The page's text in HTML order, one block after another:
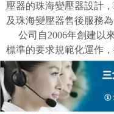
壓器的珠海變壓器設計
及珠海變壓器售後服務為
公司自2006年創建以
標準的要求規範化運作